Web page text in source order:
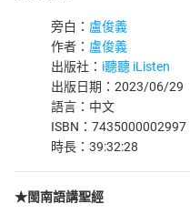
旁白： 盧俊義
作者： 盧俊義
出版社： i聽聽 iListen
出版日期：2023/06/29
語言：中文
ISBN：7435000002997
時長：39:32:28
★閩南語講聖經